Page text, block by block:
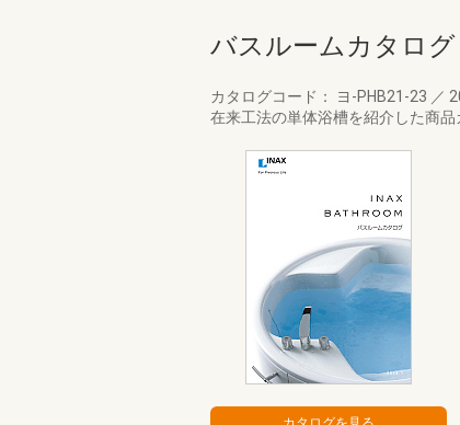
バスルームカタログ
カタログコード： ヨ-PHB21-23 ／
在来工法の単体浴槽を紹介した商品